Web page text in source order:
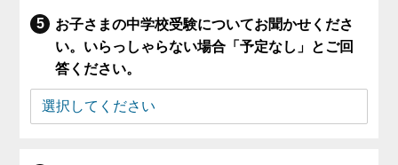
お子さまの中学校受験についてお聞かせくださ
い。いらっしゃらない場合「予定なし」とご回
答ください。